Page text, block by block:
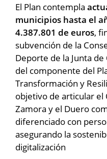
El Plan contempla
municipios hasta el
4.387.801 de euros,
subvención de la
Deporte de la Junta
del componente del
Transformación y
objetivo de articular el
Zamora y el Duero
diferenciado con
asegurando la
digitalización